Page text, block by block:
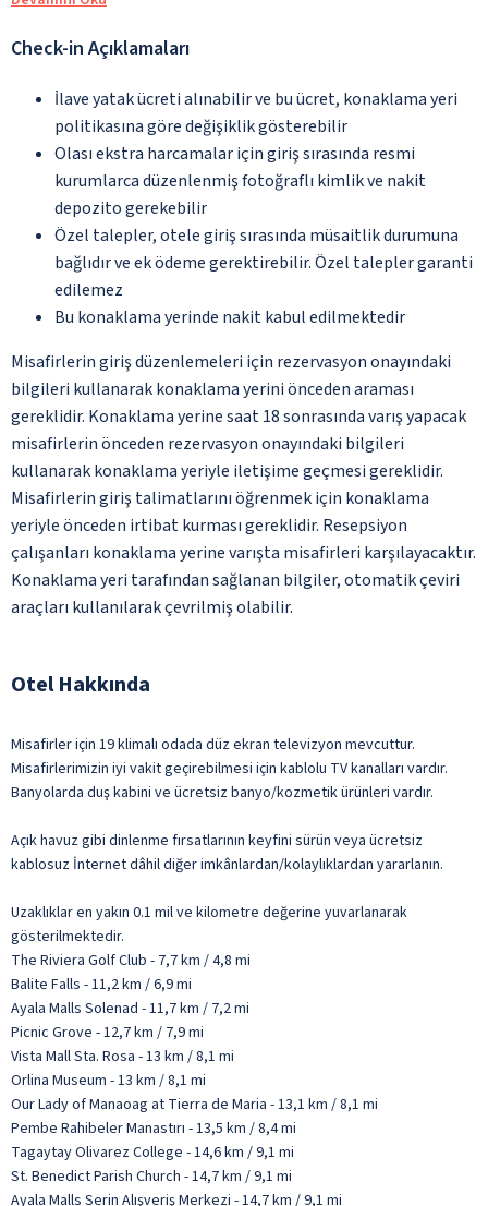
Check-in Açıklamaları
İlave yatak ücreti alınabilir ve bu ücret, konaklama yeri
politikasına göre değişiklik gösterebilir
Olası ekstra harcamalar için giriş sırasında resmi
kurumlarca düzenlenmiş fotoğraflı kimlik ve nakit
depozito gerekebilir
Özel talepler, otele giriş sırasında müsaitlik durumuna
bağlıdır ve ek ödeme gerektirebilir. Özel talepler garanti
edilemez
Bu konaklama yerinde nakit kabul edilmektedir
Misafirlerin giriş düzenlemeleri için rezervasyon onayındaki
bilgileri kullanarak konaklama yerini önceden araması
gereklidir. Konaklama yerine saat 18 sonrasında varış yapacak
misafirlerin önceden rezervasyon onayındaki bilgileri
kullanarak konaklama yeriyle iletişime geçmesi gereklidir.
Misafirlerin giriş talimatlarını öğrenmek için konaklama
yeriyle önceden irtibat kurması gereklidir. Resepsiyon
çalışanları konaklama yerine varışta misafirleri karşılayacaktır.
Konaklama yeri tarafından sağlanan bilgiler, otomatik çeviri
araçları kullanılarak çevrilmiş olabilir.
Otel Hakkında
Misafirler için 19 klimalı odada düz ekran televizyon mevcuttur.
Misafirlerimizin iyi vakit geçirebilmesi için kablolu TV kanalları vardır.
Banyolarda duş kabini ve ücretsiz banyo/kozmetik ürünleri vardır.
Açık havuz gibi dinlenme fırsatlarının keyfini sürün veya ücretsiz
kablosuz İnternet dâhil diğer imkânlardan/kolaylıklardan yararlanın.
Uzaklıklar en yakın 0.1 mil ve kilometre değerine yuvarlanarak
gösterilmektedir.
The Riviera Golf Club - 7,7 km / 4,8 mi
Balite Falls - 11,2 km / 6,9 mi
Ayala Malls Solenad - 11,7 km / 7,2 mi
Picnic Grove - 12,7 km / 7,9 mi
Vista Mall Sta. Rosa - 13 km / 8,1 mi
Orlina Museum - 13 km / 8,1 mi
Our Lady of Manaoag at Tierra de Maria - 13,1 km / 8,1 mi
Pembe Rahibeler Manastırı - 13,5 km / 8,4 mi
Tagaytay Olivarez College - 14,6 km / 9,1 mi
St. Benedict Parish Church - 14,7 km / 9,1 mi
Ayala Malls Serin Alışveriş Merkezi - 14,7 km / 9,1 mi